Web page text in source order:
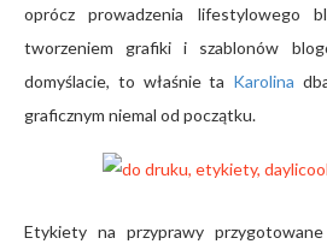
oprócz prowadzenia lifestylowego
tworzeniem grafiki i szablonów
domyślacie, to właśnie ta Karolina
graficznym niemal od początku.
Etykiety na przyprawy